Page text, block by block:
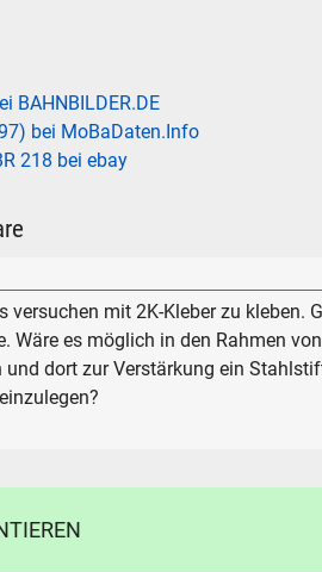
BAHNBILDER.DE
bei MoBaDaten.Info
218 bei ebay
versuchen mit 2K-Kleber zu
Wäre es möglich in den Rahmen
und dort zur Verstärkung ein